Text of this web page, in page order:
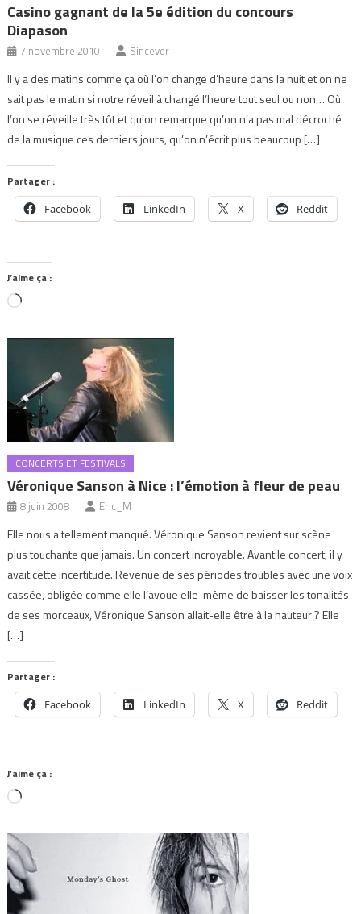
Casino gagnant de la 5e édition du concours
Diapason
7 novembre 2010 Sincever
Il y a des matins comme ça où l’on change d’heure dans la nuit et on ne
sait pas le matin si notre réveil à changé l’heure tout seul ou non… Où
l’on se réveille très tôt et qu’on remarque qu’on n’a pas mal décroché
de la musique ces derniers jours, qu’on n’écrit plus beaucoup […]
Partager :
Facebook LinkedIn X Reddit
J’aime ça :
Chargement…
CONCERTS ET FESTIVALS
Véronique Sanson à Nice : l’émotion à fleur de peau
8 juin 2008 Eric_M
Elle nous a tellement manqué. Véronique Sanson revient sur scène
plus touchante que jamais. Un concert incroyable. Avant le concert, il y
avait cette incertitude. Revenue de ses périodes troubles avec une voix
cassée, obligée comme elle l’avoue elle-même de baisser les tonalités
de ses morceaux, Véronique Sanson allait-elle être à la hauteur ? Elle
[…]
Partager :
Facebook LinkedIn X Reddit
J’aime ça :
Chargement…